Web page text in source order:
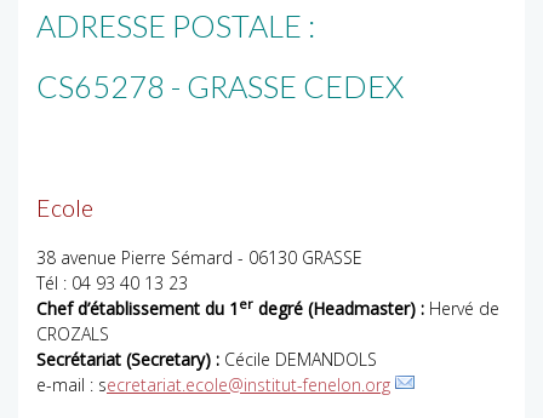
ADRESSE POSTALE :
CS65278 - GRASSE CEDEX
Ecole
38 avenue Pierre Sémard - 06130 GRASSE
Tél : 04 93 40 13 23
Chef d’établissement du 1 er degré (Headmaster) : Hervé de
CROZALS
Secrétariat (Secretary) : Cécile DEMANDOLS
e-mail : secretariat.ecole@institut-fenelon.org